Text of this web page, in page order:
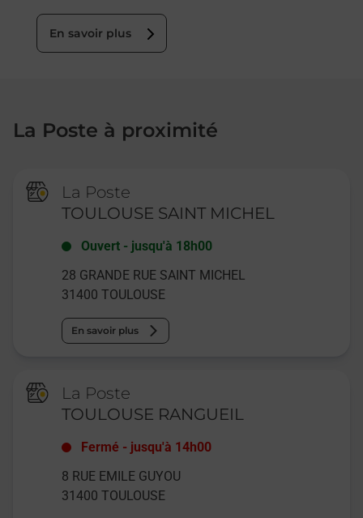
En savoir plus
La Poste à proximité
La Poste
TOULOUSE SAINT MICHEL
Ouvert - jusqu'à 18h00
28 GRANDE RUE SAINT MICHEL
31400 TOULOUSE
En savoir plus
La Poste
TOULOUSE RANGUEIL
Fermé - jusqu'à 14h00
8 RUE EMILE GUYOU
31400 TOULOUSE